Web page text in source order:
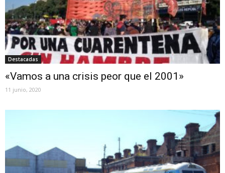
Destacadas
«Vamos a una crisis peor que el 2001»
11 junio, 2020